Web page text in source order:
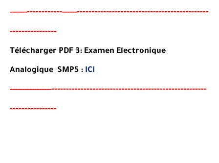
----------------------------------------------------------------------
----------------
Télécharger PDF 3: Examen Electronique
Analogique SMP5 : ICI
----------------------------------------------------------------------
----------------